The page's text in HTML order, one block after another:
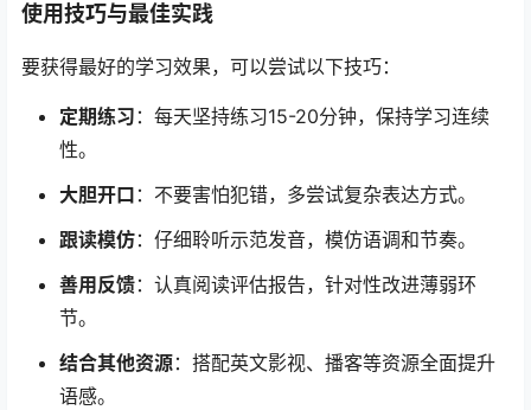
使用技巧与最佳实践
要获得最好的学习效果，可以尝试以下技巧：
定期练习 ：每天坚持练习15-20分钟，保持学习连续
性。
大胆开口 ：不要害怕犯错，多尝试复杂表达方式。
跟读模仿：仔细聆听示范发音，模仿语调和节奏。
善用反馈：认真阅读评估报告，针对性改进薄弱环
节。
结合其他资源：搭配英文影视、播客等资源全面提升
语感。